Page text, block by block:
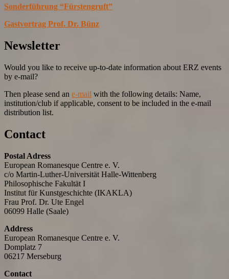
Sonderführung “Fürstengruft”
Gastvortrag Prof. Dr. Bünz
Newsletter
Would you like to receive up-to-date information about ERZ events
by e-mail?
Then please send an e-mail with the following details: Name,
institution/club if applicable, consent to be included in the e-mail
distribution list.
Contact
Postal Adress
European Romanesque Centre e. V.
c/o Martin-Luther-Universität Halle-Wittenberg
Philosophische Fakultät I
Institut für Kunstgeschichte (IKAKLA)
Frau Prof. Dr. Ute Engel
06099 Halle (Saale)
Address
European Romanesque Centre e. V.
Domplatz 7
06217 Merseburg
Contact